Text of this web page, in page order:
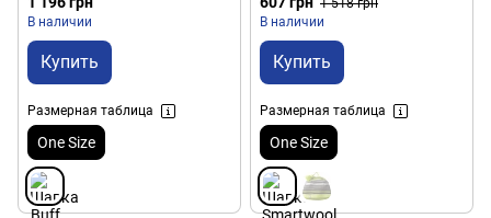
В наличии
Купить
Размерная таблица
One Size
1 518 грн
В наличии
Купить
Размерная таблица
One Size